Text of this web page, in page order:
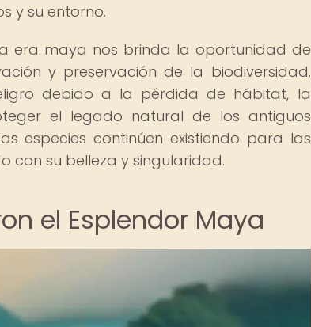
y su entorno.
era maya nos brinda la oportunidad de
y preservación de la biodiversidad.
debido a la pérdida de hábitat, la
el legado natural de los antiguos
especies continúen existiendo para las
con su belleza y singularidad.
el Esplendor Maya